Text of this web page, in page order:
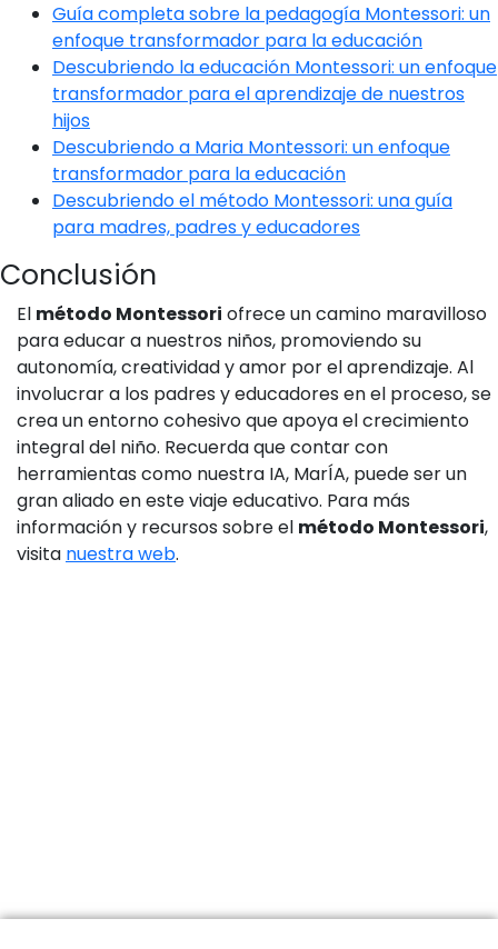
Guía completa sobre la pedagogía Montessori: un
enfoque transformador para la educación
Descubriendo la educación Montessori: un enfoque
transformador para el aprendizaje de nuestros
hijos
Descubriendo a Maria Montessori: un enfoque
transformador para la educación
Descubriendo el método Montessori: una guía
para madres, padres y educadores
Conclusión
El método Montessori ofrece un camino maravilloso
para educar a nuestros niños, promoviendo su
autonomía, creatividad y amor por el aprendizaje. Al
involucrar a los padres y educadores en el proceso, se
crea un entorno cohesivo que apoya el crecimiento
integral del niño. Recuerda que contar con
herramientas como nuestra IA, MarÍA, puede ser un
gran aliado en este viaje educativo. Para más
información y recursos sobre el método Montessori,
visita nuestra web.